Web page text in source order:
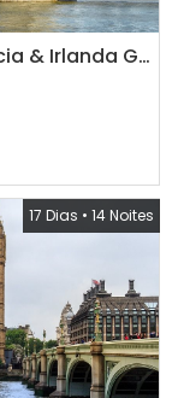
As Maravilhas da Inglaterra, Escocia & Irlanda GUIA PORTUGUÊS - 2026
17 Dias • 14 Noites